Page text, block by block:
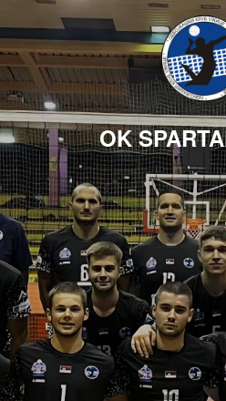
OK